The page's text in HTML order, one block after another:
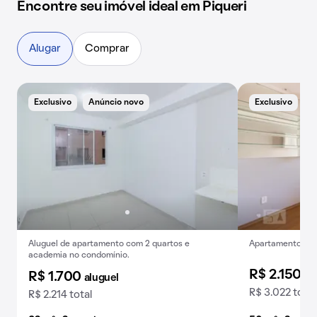
Encontre seu imóvel ideal em Piqueri
Exclusivo Anúncio novo
Aluguel de apartamento com 2 quartos e
academia no condomínio.
R$ 1.700 aluguel
R$ 2.214 total
Exclusivo
Apartamento
R$ 2.150
R$ 3.022 total
Alugar Comprar